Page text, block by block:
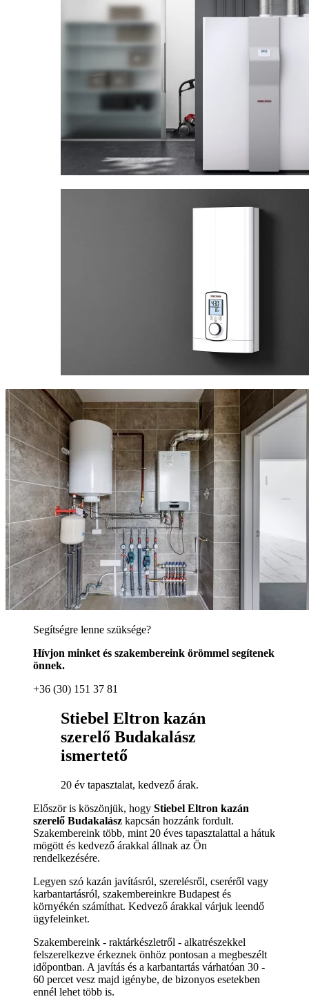
Segítségre lenne szüksége?
Hívjon minket és szakembereink örömmel segítenek
önnek.
+36 (30) 151 37 81
Stiebel Eltron kazán
szerelő Budakalász
ismertető
20 év tapasztalat, kedvező árak.
Először is köszönjük, hogy Stiebel Eltron kazán
szerelő Budakalász kapcsán hozzánk fordult.
Szakembereink több, mint 20 éves tapasztalattal a hátuk
mögött és kedvező árakkal állnak az Ön
rendelkezésére.
Legyen szó kazán javításról, szerelésről, cseréről vagy
karbantartásról, szakembereinkre Budapest és
környékén számíthat. Kedvező árakkal várjuk leendő
ügyfeleinket.
Szakembereink - raktárkészletről - alkatrészekkel
felszerelkezve érkeznek önhöz pontosan a megbeszélt
időpontban. A javítás és a karbantartás várhatóan 30 -
60 percet vesz majd igénybe, de bizonyos esetekben
ennél lehet több is.